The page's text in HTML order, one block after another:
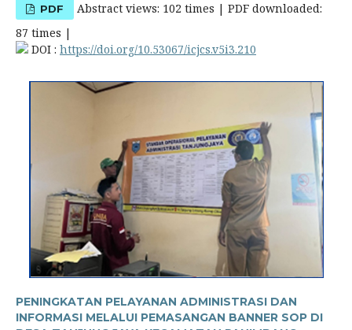
PDF
Abstract views: 102 times | PDF downloaded:
87 times |
DOI : https://doi.org/10.53067/icjcs.v5i3.210
PENINGKATAN PELAYANAN ADMINISTRASI DAN
INFORMASI MELALUI PEMASANGAN BANNER SOP DI